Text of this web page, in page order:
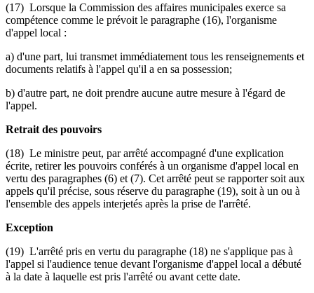
(17) Lorsque la Commission des affaires municipales exerce sa
compétence comme le prévoit le paragraphe (16), l'organisme
d'appel local :
a) d'une part, lui transmet immédiatement tous les renseignements et
documents relatifs à l'appel qu'il a en sa possession;
b) d'autre part, ne doit prendre aucune autre mesure à l'égard de
l'appel.
Retrait des pouvoirs
(18) Le ministre peut, par arrêté accompagné d'une explication
écrite, retirer les pouvoirs conférés à un organisme d'appel local en
vertu des paragraphes (6) et (7). Cet arrêté peut se rapporter soit aux
appels qu'il précise, sous réserve du paragraphe (19), soit à un ou à
l'ensemble des appels interjetés après la prise de l'arrêté.
Exception
(19) L'arrêté pris en vertu du paragraphe (18) ne s'applique pas à
l'appel si l'audience tenue devant l'organisme d'appel local a débuté
à la date à laquelle est pris l'arrêté ou avant cette date.